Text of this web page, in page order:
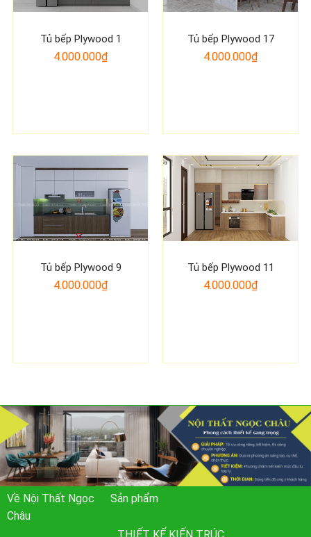
Tủ bếp Plywood 1
4.000.000₫
Tủ bếp Plywood 17
4.000.000₫
Tủ bếp Plywood 9
4.000.000₫
Tủ bếp Plywood 11
4.000.000₫
Về Nội Thất Ngọc
Châu
Sản phẩm